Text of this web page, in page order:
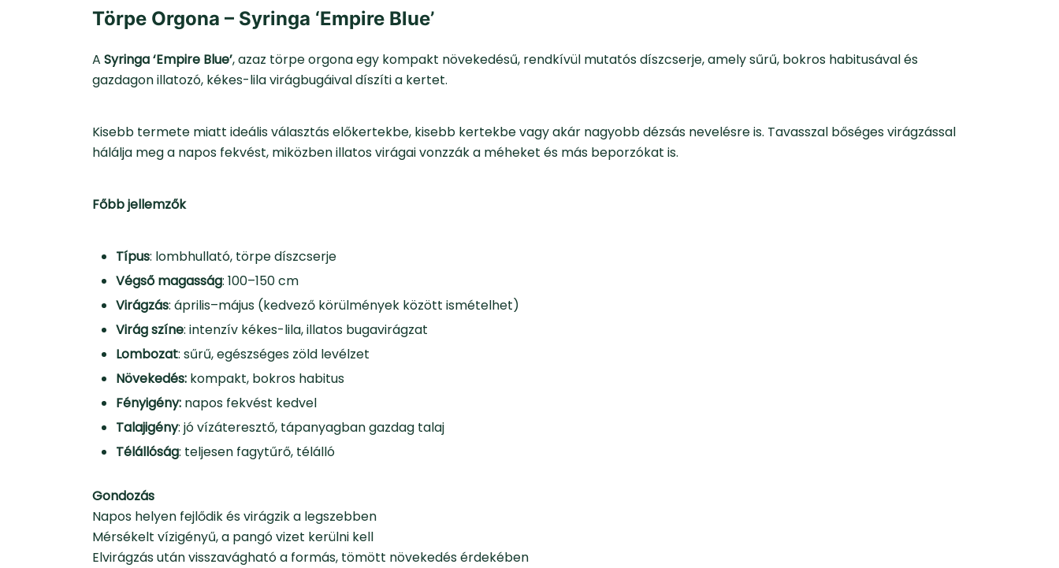
Törpe Orgona – Syringa ‘Empire Blue’
A Syringa ‘Empire Blue’, azaz törpe orgona egy kompakt növekedésű, rendkívül mutatós díszcserje, amely sűrű, bokros habitusával és
gazdagon illatozó, kékes-lila virágbugáival díszíti a kertet.
Kisebb termete miatt ideális választás előkertekbe, kisebb kertekbe vagy akár nagyobb dézsás nevelésre is. Tavasszal bőséges virágzással
hálálja meg a napos fekvést, miközben illatos virágai vonzzák a méheket és más beporzókat is.
Főbb jellemzők
Típus: lombhullató, törpe díszcserje
Végső magasság: 100–150 cm
Virágzás: április–május (kedvező körülmények között ismételhet)
Virág színe: intenzív kékes-lila, illatos bugavirágzat
Lombozat: sűrű, egészséges zöld levélzet
Növekedés: kompakt, bokros habitus
Fényigény: napos fekvést kedvel
Talajigény: jó vízáteresztő, tápanyagban gazdag talaj
Télállóság: teljesen fagytűrő, télálló
Gondozás
Napos helyen fejlődik és virágzik a legszebben
Mérsékelt vízigényű, a pangó vizet kerülni kell
Elvirágzás után visszavágható a formás, tömött növekedés érdekében